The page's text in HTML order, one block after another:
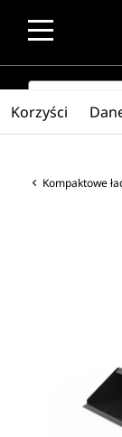
SEARCH
Kompaktowe
Korzyści